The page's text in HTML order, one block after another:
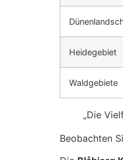
Heidegebiet
Waldgebiete
„Die
Beobachten